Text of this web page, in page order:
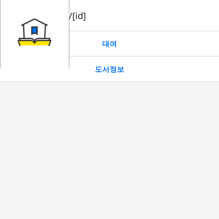
book/rent/[id]
대여
도서정보